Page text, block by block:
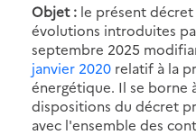
Objet : le présent décret
évolutions introduites
septembre 2025
janvier 2020 relatif à la
énergétique. Il se borne
dispositions du décret
avec l'ensemble des